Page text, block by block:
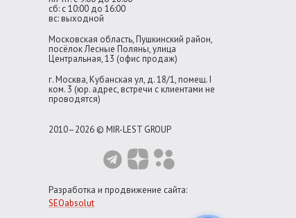
сб: с 10:00 до 16:00
вс: выходной
Московская область, Пушкинский район,
посёлок Лесные Поляны, улица
Центральная, 13 (офис продаж)
г. Москва, Кубанская ул, д. 18/1, помещ. I
ком. 3 (юр. адрес, встречи с клиентами не
проводятся)
2010–2026 © MIR-LEST GROUP
Разработка и продвижение сайта:
SEOabsolut